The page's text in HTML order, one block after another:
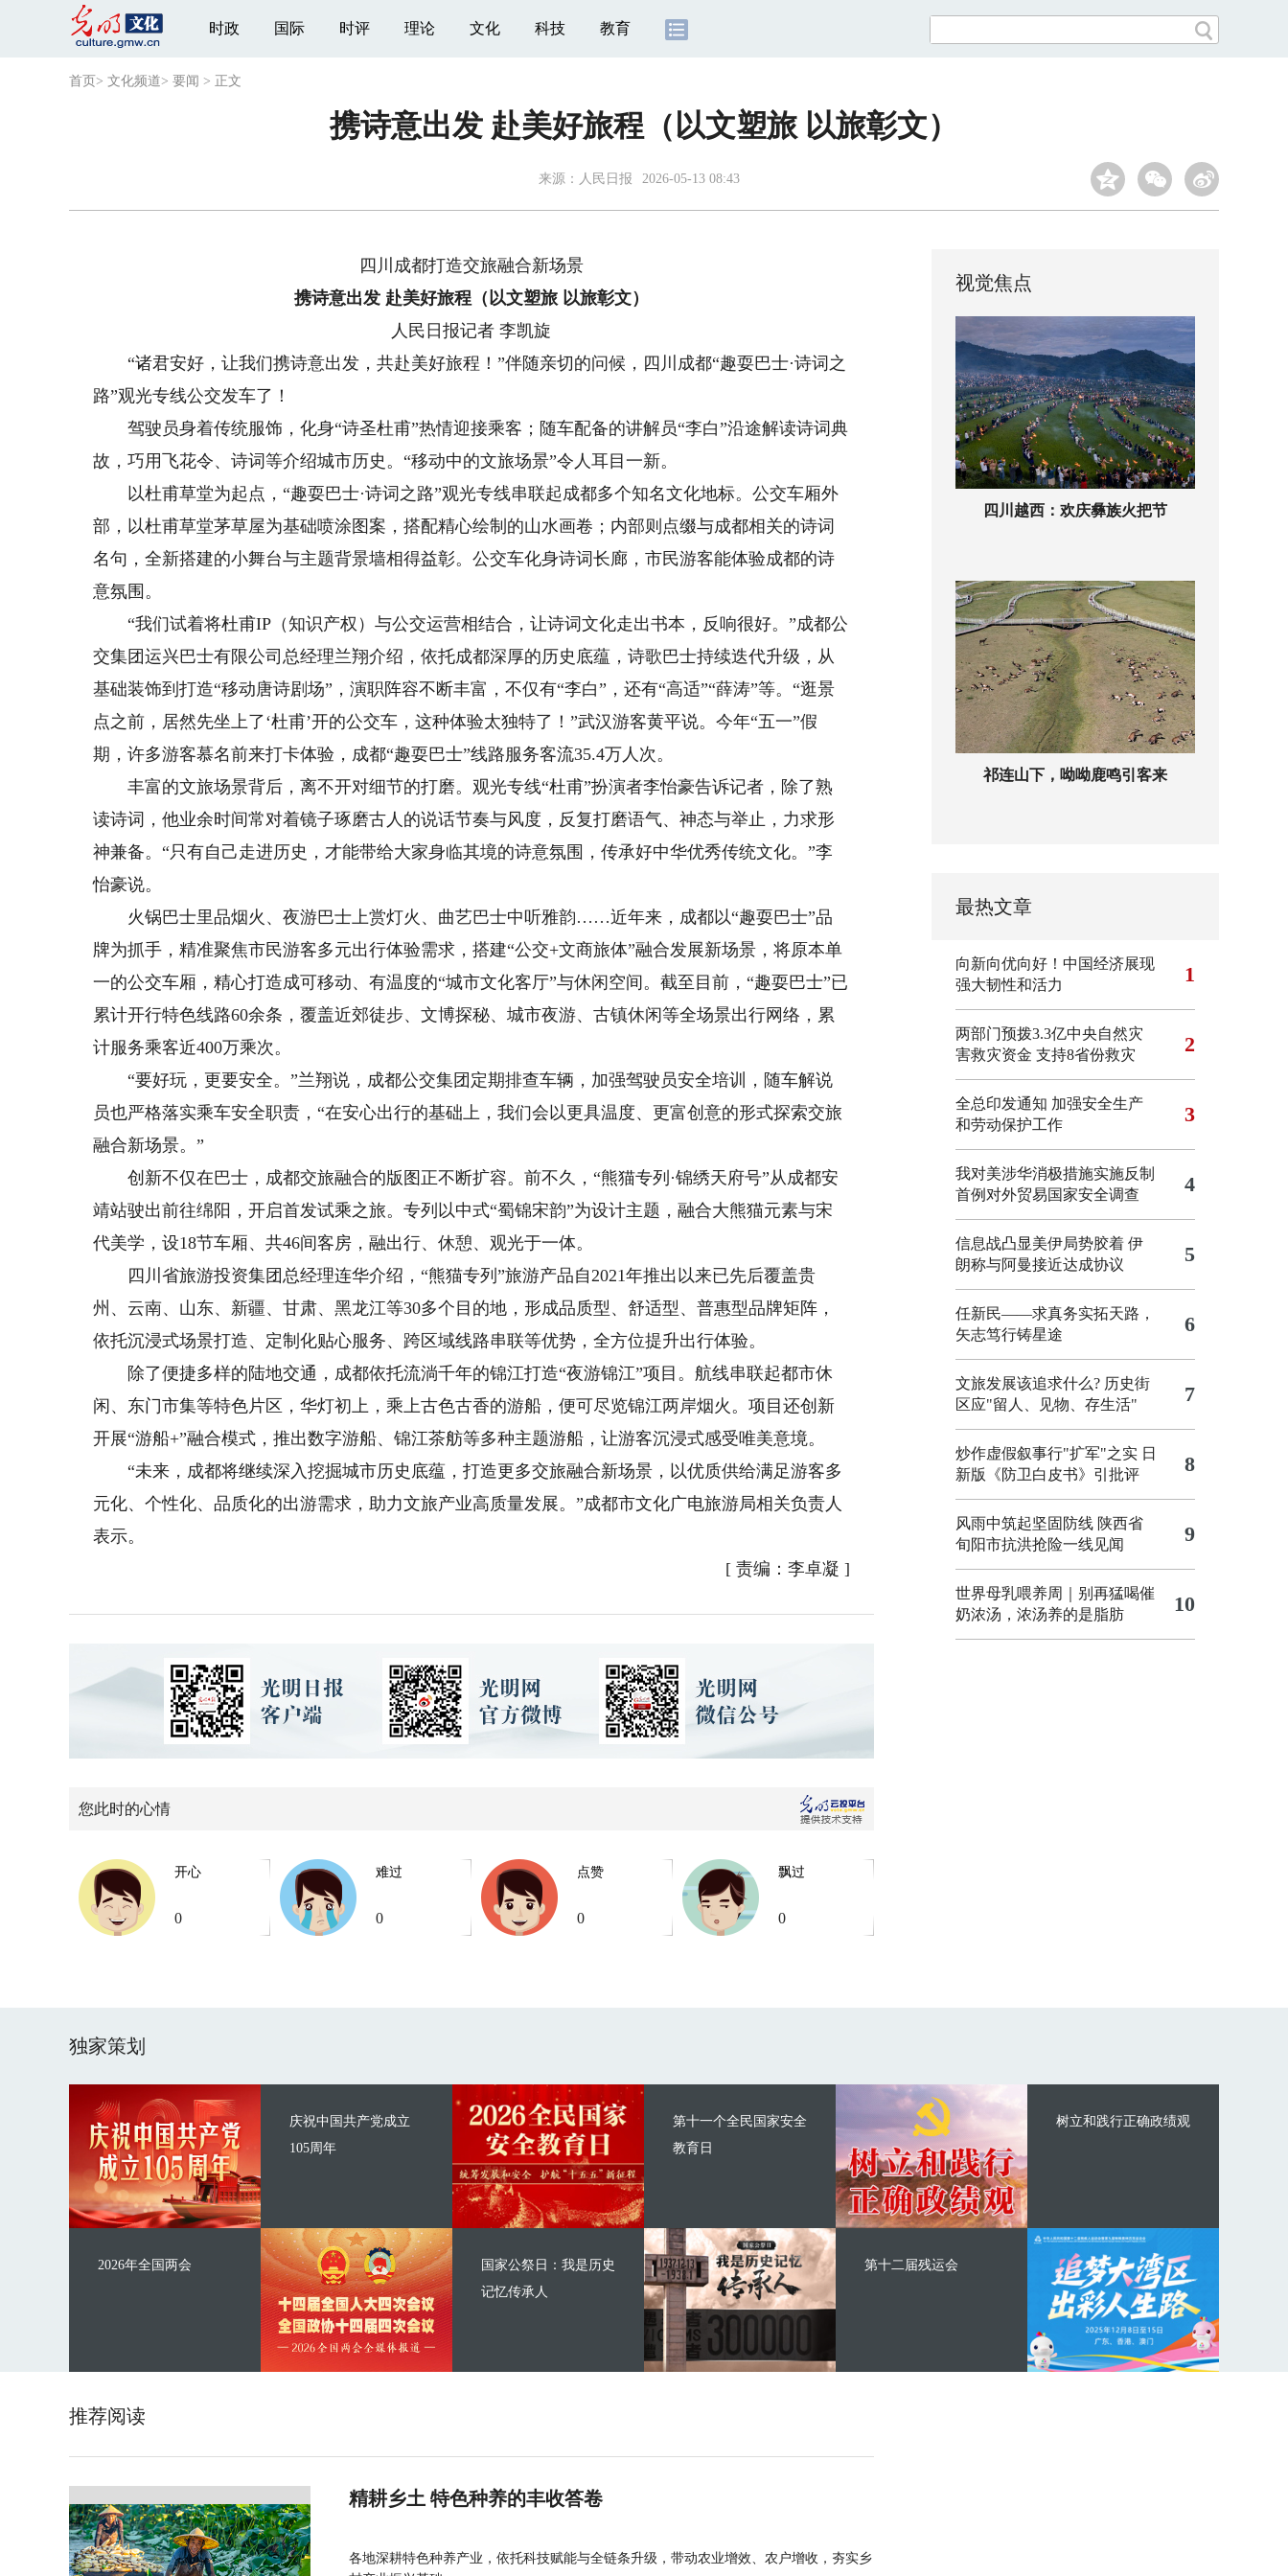
时政 国际 时评 理论 文化 科技 教育
首页 > 文化频道> 要闻 > 正文
携诗意出发 赴美好旅程（以文塑旅 以旅彰文）
来源： 人民日报 2026-05-13 08:43
四川成都打造交旅融合新场景
携诗意出发 赴美好旅程（以文塑旅 以旅彰文）
人民日报记者 李凯旋
“诸君安好，让我们携诗意出发，共赴美好旅程！”伴随亲切的问候，四川成都“趣耍巴士·诗词之
路”观光专线公交发车了！
驾驶员身着传统服饰，化身“诗圣杜甫”热情迎接乘客；随车配备的讲解员“李白”沿途解读诗词典
故，巧用飞花令、诗词等介绍城市历史。“移动中的文旅场景”令人耳目一新。
以杜甫草堂为起点，“趣耍巴士·诗词之路”观光专线串联起成都多个知名文化地标。公交车厢外
部，以杜甫草堂茅草屋为基础喷涂图案，搭配精心绘制的山水画卷；内部则点缀与成都相关的诗词
名句，全新搭建的小舞台与主题背景墙相得益彰。公交车化身诗词长廊，市民游客能体验成都的诗
意氛围。
“我们试着将杜甫IP（知识产权）与公交运营相结合，让诗词文化走出书本，反响很好。”成都公
交集团运兴巴士有限公司总经理兰翔介绍，依托成都深厚的历史底蕴，诗歌巴士持续迭代升级，从
基础装饰到打造“移动唐诗剧场”，演职阵容不断丰富，不仅有“李白”，还有“高适”“薛涛”等。“逛景
点之前，居然先坐上了‘杜甫’开的公交车，这种体验太独特了！”武汉游客黄平说。今年“五一”假
期，许多游客慕名前来打卡体验，成都“趣耍巴士”线路服务客流35.4万人次。
丰富的文旅场景背后，离不开对细节的打磨。观光专线“杜甫”扮演者李怡豪告诉记者，除了熟
读诗词，他业余时间常对着镜子琢磨古人的说话节奏与风度，反复打磨语气、神态与举止，力求形
神兼备。“只有自己走进历史，才能带给大家身临其境的诗意氛围，传承好中华优秀传统文化。”李
怡豪说。
火锅巴士里品烟火、夜游巴士上赏灯火、曲艺巴士中听雅韵……近年来，成都以“趣耍巴士”品
牌为抓手，精准聚焦市民游客多元出行体验需求，搭建“公交+文商旅体”融合发展新场景，将原本单
一的公交车厢，精心打造成可移动、有温度的“城市文化客厅”与休闲空间。截至目前，“趣耍巴士”已
累计开行特色线路60余条，覆盖近郊徒步、文博探秘、城市夜游、古镇休闲等全场景出行网络，累
计服务乘客近400万乘次。
“要好玩，更要安全。”兰翔说，成都公交集团定期排查车辆，加强驾驶员安全培训，随车解说
员也严格落实乘车安全职责，“在安心出行的基础上，我们会以更具温度、更富创意的形式探索交旅
融合新场景。”
创新不仅在巴士，成都交旅融合的版图正不断扩容。前不久，“熊猫专列·锦绣天府号”从成都安
靖站驶出前往绵阳，开启首发试乘之旅。专列以中式“蜀锦宋韵”为设计主题，融合大熊猫元素与宋
代美学，设18节车厢、共46间客房，融出行、休憩、观光于一体。
四川省旅游投资集团总经理连华介绍，“熊猫专列”旅游产品自2021年推出以来已先后覆盖贵
州、云南、山东、新疆、甘肃、黑龙江等30多个目的地，形成品质型、舒适型、普惠型品牌矩阵，
依托沉浸式场景打造、定制化贴心服务、跨区域线路串联等优势，全方位提升出行体验。
除了便捷多样的陆地交通，成都依托流淌千年的锦江打造“夜游锦江”项目。航线串联起都市休
闲、东门市集等特色片区，华灯初上，乘上古色古香的游船，便可尽览锦江两岸烟火。项目还创新
开展“游船+”融合模式，推出数字游船、锦江茶舫等多种主题游船，让游客沉浸式感受唯美意境。
“未来，成都将继续深入挖掘城市历史底蕴，打造更多交旅融合新场景，以优质供给满足游客多
元化、个性化、品质化的出游需求，助力文旅产业高质量发展。”成都市文化广电旅游局相关负责人
表示。
[ 责编：李卓凝 ]
您此时的心情
开心
0
难过
0
点赞
0
飘过
0
视觉焦点
四川越西：欢庆彝族火把节
祁连山下，呦呦鹿鸣引客来
最热文章
向新向优向好！中国经济展现
强大韧性和活力
1
两部门预拨3.3亿中央自然灾
害救灾资金 支持8省份救灾
2
全总印发通知 加强安全生产
和劳动保护工作
3
我对美涉华消极措施实施反制
首例对外贸易国家安全调查
4
信息战凸显美伊局势胶着 伊
朗称与阿曼接近达成协议
5
任新民——求真务实拓天路，
矢志笃行铸星途
6
文旅发展该追求什么? 历史街
区应"留人、见物、存生活"
7
炒作虚假叙事行"扩军"之实 日
新版《防卫白皮书》引批评
8
风雨中筑起坚固防线 陕西省
旬阳市抗洪抢险一线见闻
9
世界母乳喂养周｜别再猛喝催
奶浓汤，浓汤养的是脂肪
10
独家策划
庆祝中国共产党成立
105周年
2026年全国两会
第十一个全民国家安全
教育日
国家公祭日：我是历史
记忆传承人
树立和践行正确政绩观
第十二届残运会
推荐阅读
精耕乡土 特色种养的丰收答卷
各地深耕特色种养产业，依托科技赋能与全链条升级，带动农业增效、农户增收，夯实乡